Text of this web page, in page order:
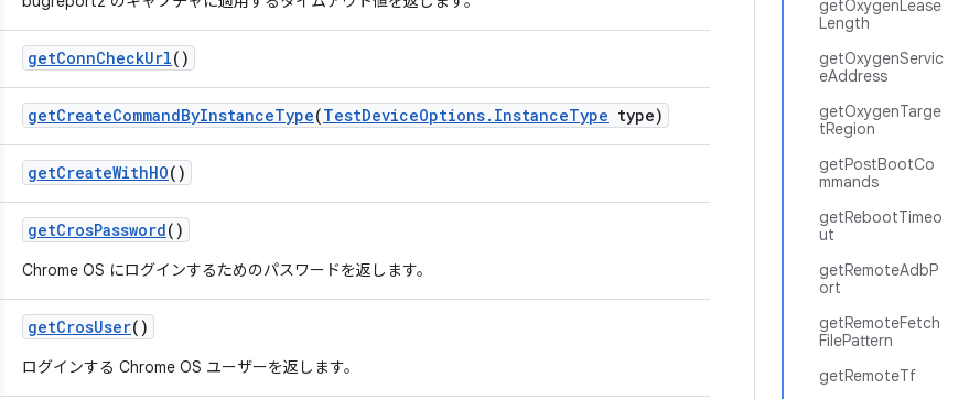
getOxygenLease
Length
getOxygenServic
eAddress
getOxygenTarge
tRegion
getPostBootCo
mmands
getRebootTimeo
ut
getRemoteAdbP
ort
getRemoteFetch
FilePattern
getRemoteTf
getConnCheckUrl()
getCreateCommandByInstanceType(TestDeviceOptions. InstanceType type)
getCreateWithHO()
getCrosPassword()
Chrome OS にログインするためのパスワードを返します。
getCrosUser()
ログインする Chrome OS ユーザーを返します。